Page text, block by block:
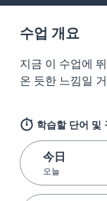
수업 개요
지금 이 수업에
온 듯한 느낌일
학습할 단어 및
今日
오늘